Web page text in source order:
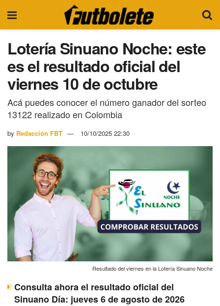
Lotería Sinuano Noche: este
es el resultado oficial del
viernes 10 de octubre
Acá puedes conocer el número ganador del sorteo
13122 realizado en Colombia
by Redacción FBT 10/10/2025 22:30
Resultado del viernes en la Lotería Sinuano Noche
Consulta ahora el resultado oficial del
Sinuano Día: jueves 6 de agosto de 2026